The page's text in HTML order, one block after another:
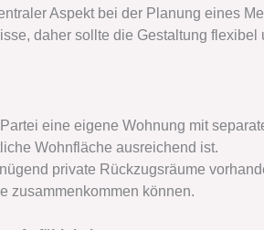
Aspekt bei der Planung eines
daher sollte die Gestaltung
eine eigene Wohnung mit
Wohnfläche ausreichend ist.
private Rückzugsräume
zusammenkommen können.